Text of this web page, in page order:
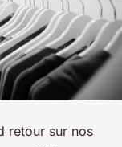
retour sur nos